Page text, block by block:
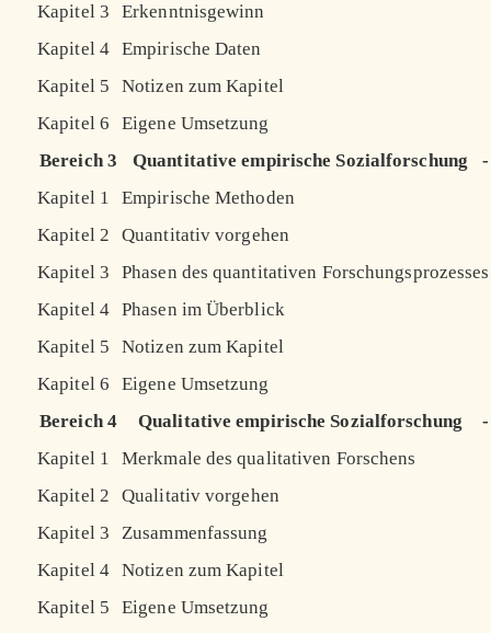
Kapitel 3
Erkenntnisgewinn
Kapitel 4 Empirische Daten
Kapitel 5
Notizen zum Kapitel
Kapitel 6
Eigene Umsetzung
Bereich 3
Quantitative empirische Sozialforschung
-
Kapitel 1
Empirische Methoden
Kapitel 2
Quantitativ vorgehen
Kapitel 3
Phasen des quantitativen Forschungsprozesses
Kapitel 4 Phasen im Überblick
Kapitel 5
Notizen zum Kapitel
Kapitel 6
Eigene Umsetzung
Bereich 4
Qualitative empirische Sozialforschung
-
Kapitel 1
Merkmale des qualitativen Forschens
Kapitel 2
Qualitativ vorgehen
Kapitel 3
Zusammenfassung
Kapitel 4 Notizen zum Kapitel
Kapitel 5
Eigene Umsetzung